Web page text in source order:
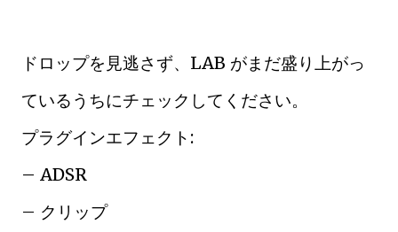
ドロップを見逃さず、LAB がまだ盛り上がっ
ているうちにチェックしてください。
プラグインエフェクト:
– ADSR
– クリップ